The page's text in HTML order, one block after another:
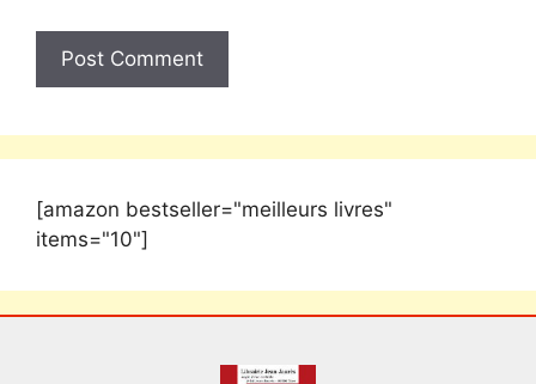
[amazon bestseller="meilleurs livres"
items="10"]